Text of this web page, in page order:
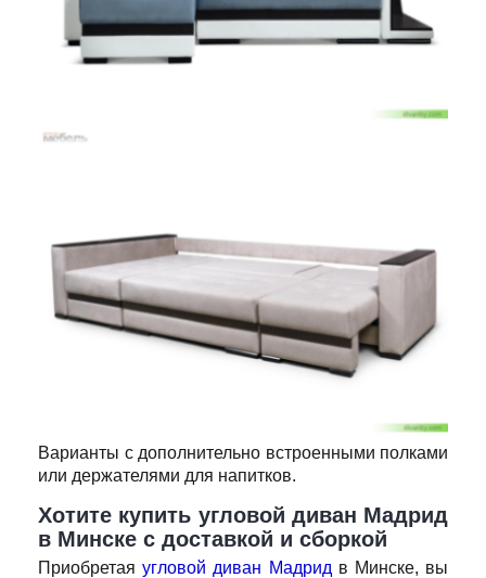
Варианты с дополнительно встроенными полками
или держателями для напитков.
Хотите купить угловой диван Мадрид
в Минске с доставкой и сборкой
Приобретаяугловой диван Мадрид в Минске, вы